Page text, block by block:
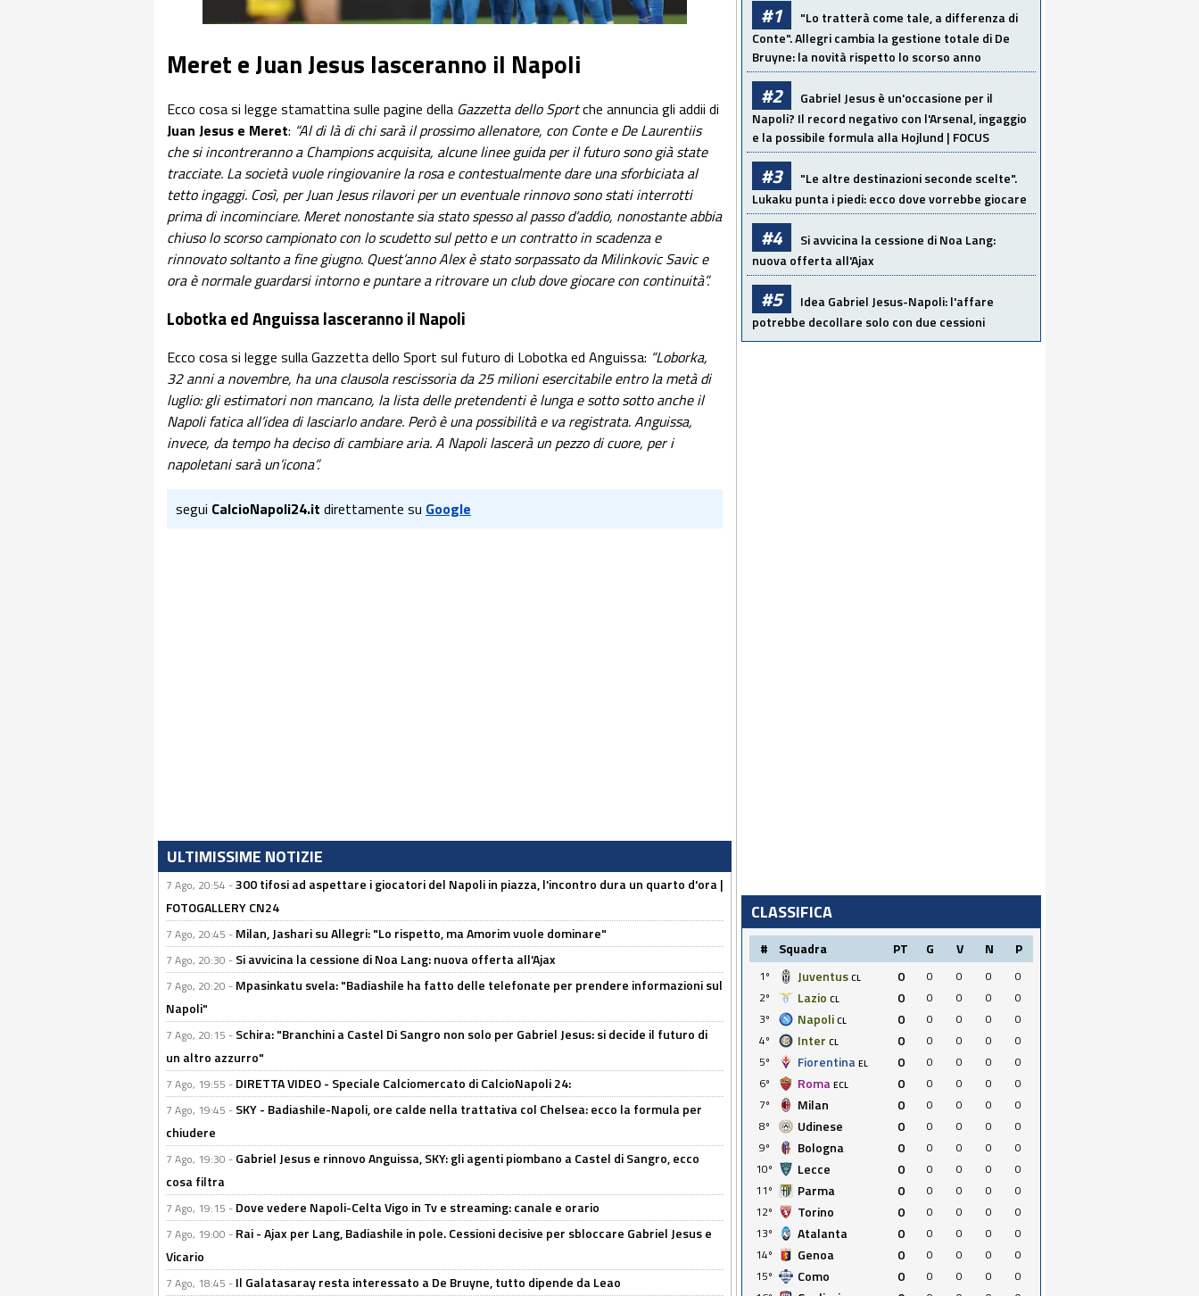
Meret e Juan Jesus lasceranno il Napoli
Ecco cosa si legge stamattina sulle pagine della Gazzetta dello Sportche annuncia gli addii di
Juan Jesus e Meret: “Al di là di chi sarà il prossimo allenatore, con Conte e De Laurentiis
che si incontreranno a Champions acquisita, alcune linee guida per il futuro sono già state
tracciate. La società vuole ringiovanire la rosa e contestualmente dare una sforbiciata al
tetto ingaggi. Così, per Juan Jesus rilavori per un eventuale rinnovo sono stati interrotti
prima di incominciare. Meret nonostante sia stato spesso al passo d’addio, nonostante abbia
chiuso lo scorso campionato con lo scudetto sul petto e un contratto in scadenza e
rinnovato soltanto a fine giugno. Quest’anno Alex è stato sorpassato da Milinkovic Savic e
ora è normale guardarsi intorno e puntare a ritrovare un club dove giocare con continuità”.
Lobotka ed Anguissa lasceranno il Napoli
Ecco cosa si legge sulla Gazzetta dello Sport sul futuro di Lobotka ed Anguissa: “Loborka,
32 anni a novembre, ha una clausola rescissoria da 25 milioni esercitabile entro la metà di
luglio: gli estimatori non mancano, la lista delle pretendenti è lunga e sotto sotto anche il
Napoli fatica all’idea di lasciarlo andare. Però è una possibilità e va registrata. Anguissa,
invece, da tempo ha deciso di cambiare aria. A Napoli lascerà un pezzo di cuore, per i
napoletani sarà un’icona”.
segui CalcioNapoli24.it direttamente su Google
ULTIMISSIME NOTIZIE
7 Ago, 20:54 -300 tifosi ad aspettare i giocatori del Napoli in piazza, l'incontro dura un quarto d'ora |
FOTOGALLERY CN24
7 Ago, 20:45 - Milan, Jashari su Allegri: "Lo rispetto, ma Amorim vuole dominare"
7 Ago, 20:30 - Si avvicina la cessione di Noa Lang: nuova offerta all'Ajax
7 Ago, 20:20 - Mpasinkatu svela: "Badiashile ha fatto delle telefonate per prendere informazioni sul
Napoli"
7 Ago, 20:15 - Schira: "Branchini a Castel Di Sangro non solo per Gabriel Jesus: si decide il futuro di
un altro azzurro"
7 Ago, 19:55 - DIRETTA VIDEO - Speciale Calciomercato di CalcioNapoli 24:
7 Ago, 19:45 - SKY - Badiashile-Napoli, ore calde nella trattativa col Chelsea: ecco la formula per
chiudere
7 Ago, 19:30 - Gabriel Jesus e rinnovo Anguissa, SKY: gli agenti piombano a Castel di Sangro, ecco
cosa filtra
7 Ago, 19:15 - Dove vedere Napoli-Celta Vigo in Tv e streaming: canale e orario
7 Ago, 19:00 - Rai - Ajax per Lang, Badiashile in pole. Cessioni decisive per sbloccare Gabriel Jesus e
Vicario
7 Ago, 18:45 - Il Galatasaray resta interessato a De Bruyne, tutto dipende da Leao
#1
"Lo tratterà come tale, a differenza di
Conte". Allegri cambia la gestione totale di De
Bruyne: la novità rispetto lo scorso anno
#2
Gabriel Jesus è un'occasione per il
Napoli? Il record negativo con l'Arsenal, ingaggio
e la possibile formula alla Hojlund | FOCUS
#3
"Le altre destinazioni seconde scelte".
Lukaku punta i piedi: ecco dove vorrebbe giocare
#4
Si avvicina la cessione di Noa Lang:
nuova offerta all'Ajax
#5
Idea Gabriel Jesus-Napoli: l'affare
potrebbe decollare solo con due cessioni
CLASSIFICA
# Squadra PT G V N P
1º Juventus CL 0 0 0 0
0
2º
Lazio CL 0 0 0 0
0
3º
Napoli CL 0 0 0 0
0
4º
Inter CL 0 0 0 0
0
5º
Fiorentina EL 0 0 0 0
0
6º
Roma ECL 0 0 0 0
0
7º
Milan 0 0 0 0
0
8º
Udinese 0 0 0 0
0
9º
Bologna 0 0 0 0
0
10º
Lecce 0 0 0 0
0
11º
Parma 0 0 0 0
0
12º
Torino 0 0 0 0
0
13º
Atalanta 0 0 0 0
0
14º
Genoa 0 0 0 0
0
15º
Como 0 0 0 0
0